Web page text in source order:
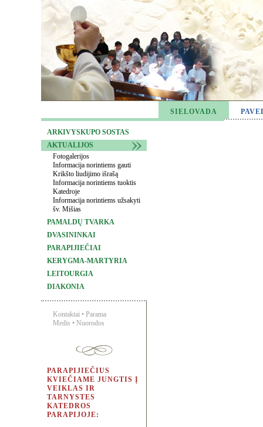
SIELOVADA
ARKIVYSKUPO SOSTAS
AKTUALIJOS
Fotogalerijos
Informacija norintiems gauti
Krikšto liudijimo išrašą
Informacija norintiems tuoktis
Katedroje
Informacija norintiems užsakyti
šv. Mišias
PAMALDŲ TVARKA
DVASININKAI
PARAPIJIEČIAI
KERYGMA-MARTYRIA
LEITOURGIA
DIAKONIA
Kontaktai • Parama
Medis • Nuorodos
PARAPIJIEČIUS
KVIEČIAME JUNGTIS Į
VEIKLAS IR
TARNYSTES
KATEDROS
PARAPIJOJE: